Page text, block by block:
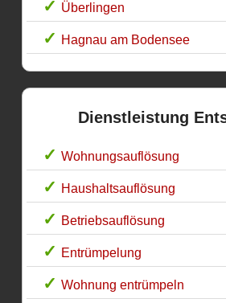
Überlingen
Hagnau am Bodensee
Dienstleistung
Wohnungsauflösung
Haushaltsauflösung
Betriebsauflösung
Entrümpelung
Wohnung entrümpeln